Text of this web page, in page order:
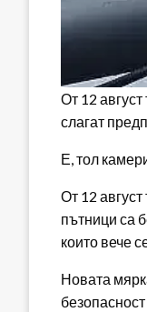
От 12
слагат
Е, тол
От 12
пътници са
които вече
Новата